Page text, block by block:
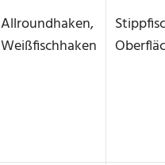
Allroundhaken,
Weißfischhaken